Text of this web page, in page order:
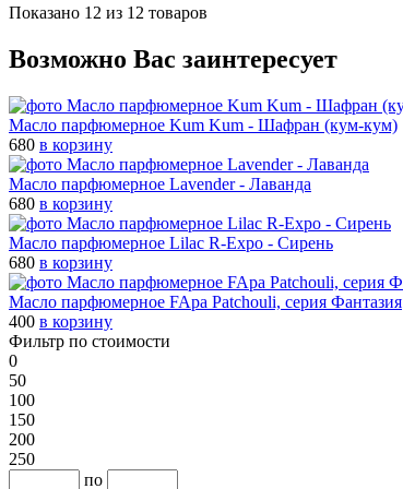
Показано 12 из 12 товаров
Возможно Вас заинтересует
Масло парфюмерное Kum Kum - Шафран (кум-кум)
680 в корзину
Масло парфюмерное Lavender - Лаванда
680 в корзину
Масло парфюмерное Lilac R-Expo - Сирень
680 в корзину
Масло парфюмерное FApa Patchouli, серия Фантазия
400 в корзину
Фильтр по стоимости
0
50
100
150
200
250
по